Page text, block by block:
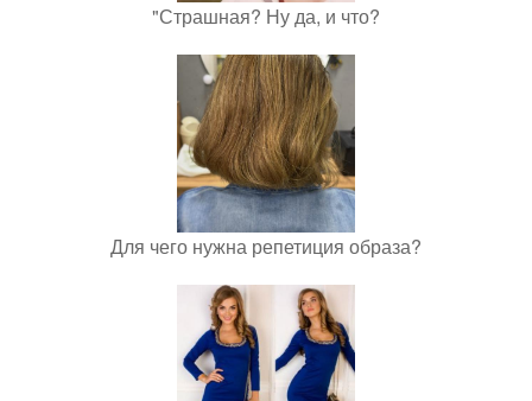
"Страшная? Ну да, и что?
Для чего нужна репетиция образа?